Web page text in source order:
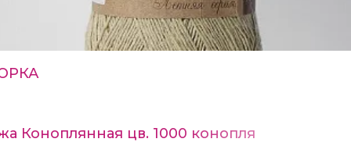
Коноплянная цв. 1000 конопля